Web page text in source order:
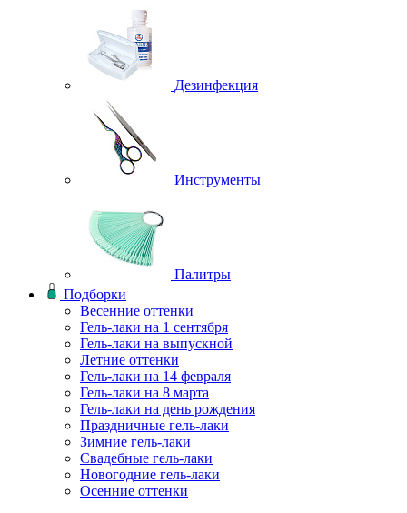
Дезинфекция
Инструменты
Палитры
Подборки
Весенние оттенки
Гель-лаки на 1 сентября
Гель-лаки на выпускной
Летние оттенки
Гель-лаки на 14 февраля
Гель-лаки на 8 марта
Гель-лаки на день рождения
Праздничные гель-лаки
Зимние гель-лаки
Свадебные гель-лаки
Новогодние гель-лаки
Осенние оттенки